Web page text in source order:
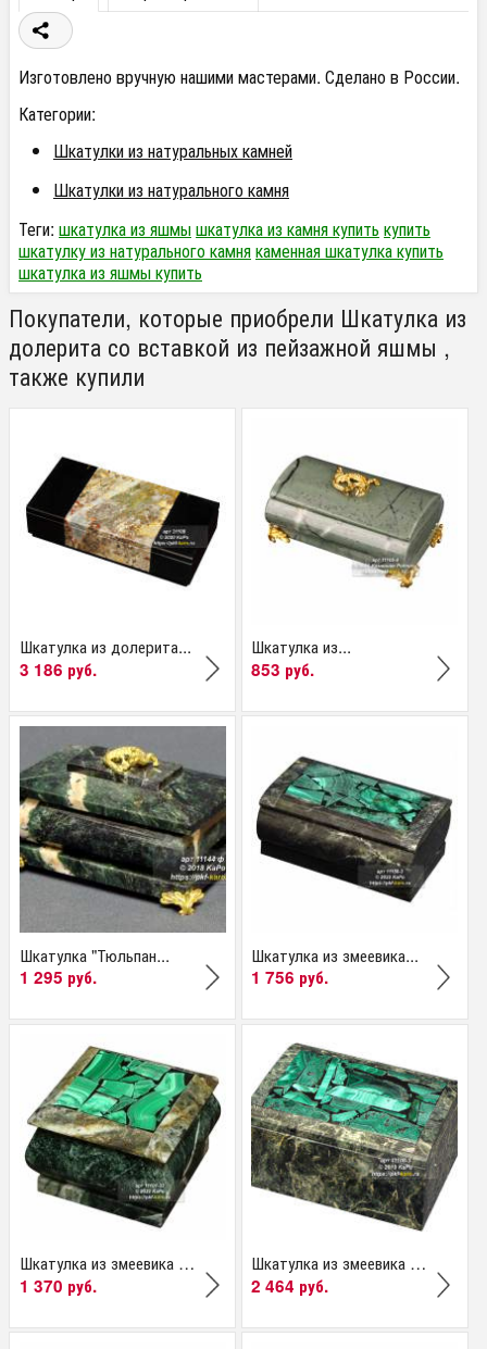
Изготовлено вручную нашими мастерами. Сделано в России.
Категории:
Шкатулки из натуральных камней
Шкатулки из натурального камня
Теги: шкатулка из яшмышкатулка из камня купить купить
шкатулку из натурального камнякаменная шкатулка купить
шкатулка из яшмы купить
Покупатели, которые приобрели Шкатулка из
долерита со вставкой из пейзажной яшмы ,
также купили
Шкатулка из долерита...
3 186 руб.
Шкатулка из...
853 руб.
Шкатулка "Тюльпан...
1 295 руб.
Шкатулка из змеевика...
1 756 руб.
Шкатулка из змеевика и...
1 370 руб.
Шкатулка из змеевика и...
2 464 руб.